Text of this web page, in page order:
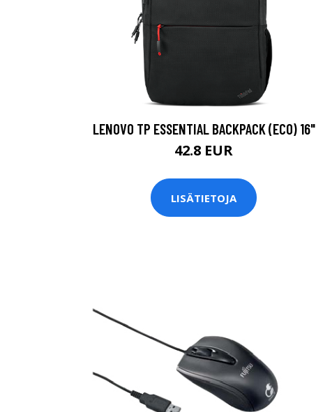
LENOVO TP ESSENTIAL BACKPACK (ECO) 16"
42.8 EUR
LISÄTIETOJA